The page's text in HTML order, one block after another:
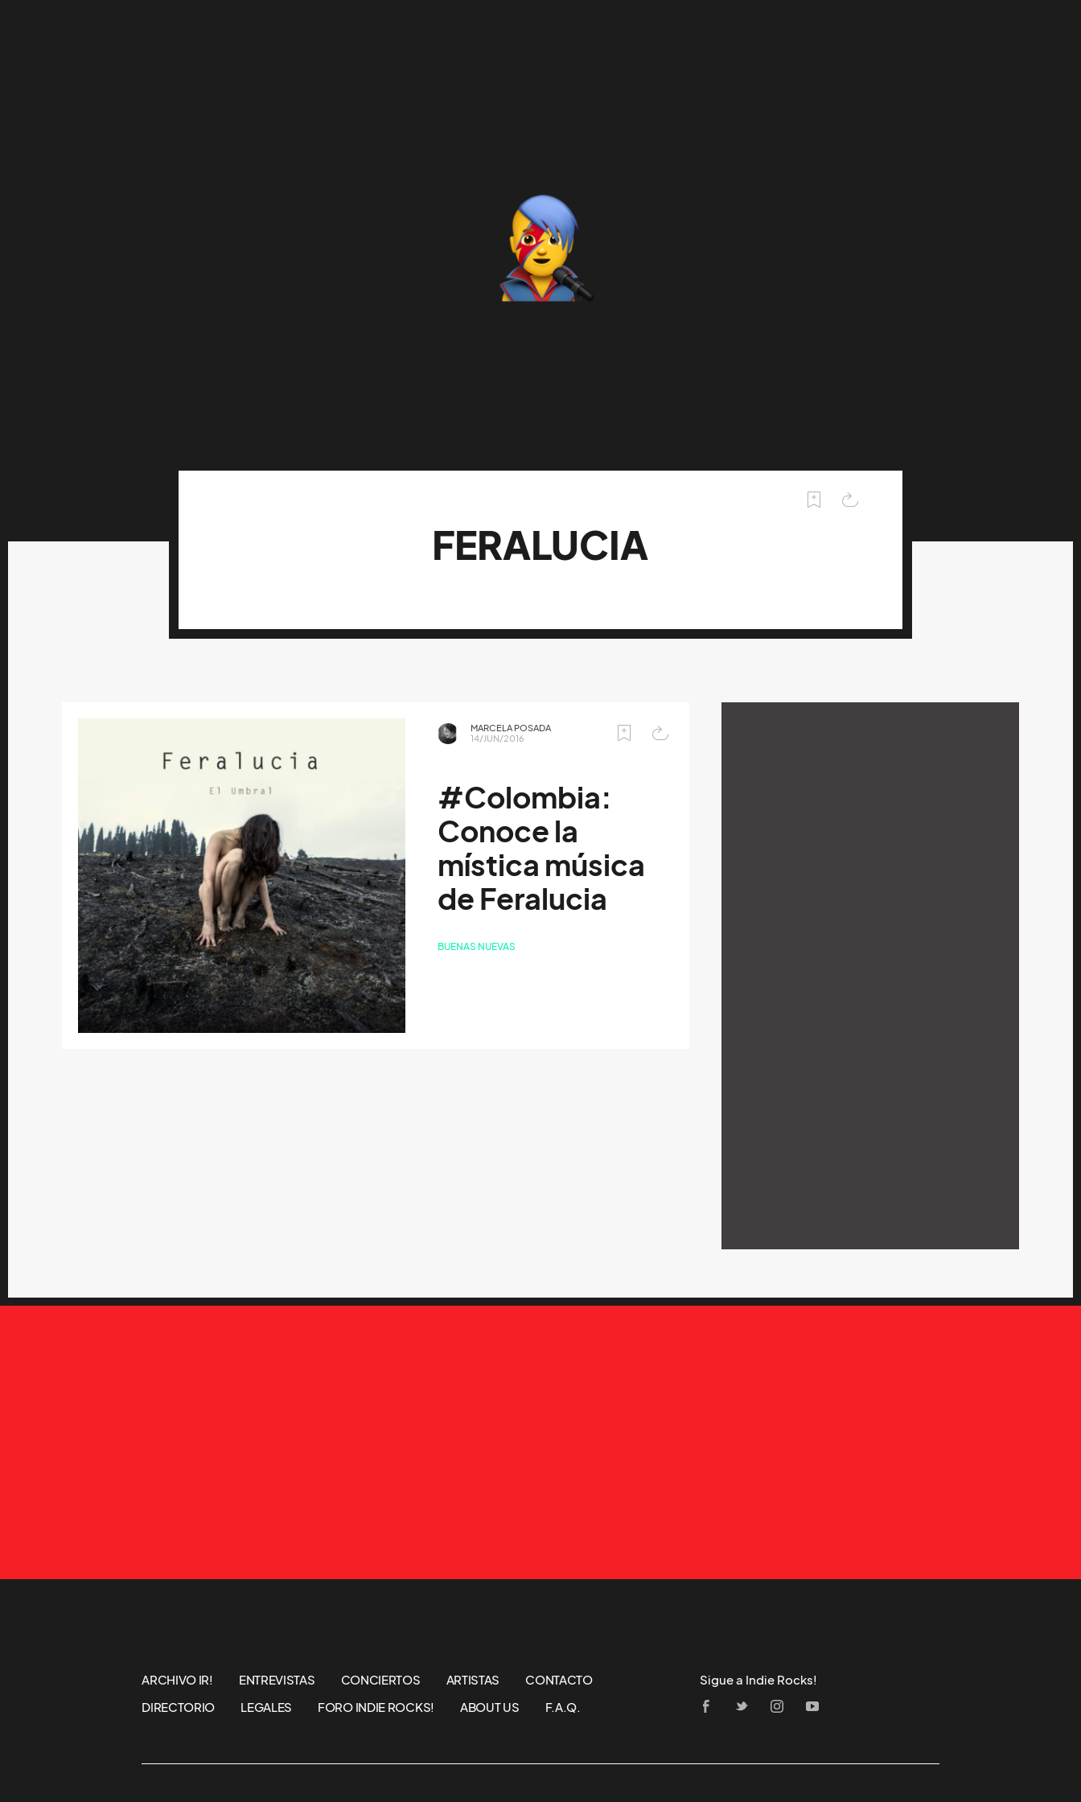
FERALUCIA
MARCELA POSADA
14/JUN/2016
#Colombia:
Conoce la
mística música
de Feralucia
BUENAS NUEVAS
ARCHIVO IR! ENTREVISTAS CONCIERTOS ARTISTAS
CONTACTO
DIRECTORIO
LEGALES FORO INDIE ROCKS! ABOUT US F.A.Q.
Sigue a Indie Rocks!